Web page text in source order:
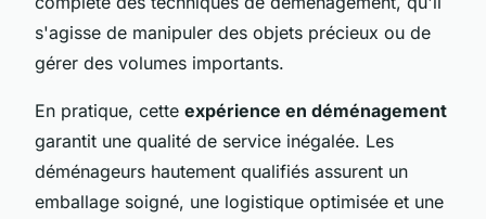
s'agisse de manipuler des objets précieux ou de
gérer des volumes importants.
En pratique, cette expérience en déménagement
garantit une qualité de service inégalée. Les
déménageurs hautement qualifiés assurent un
emballage soigné, une logistique optimisée et une